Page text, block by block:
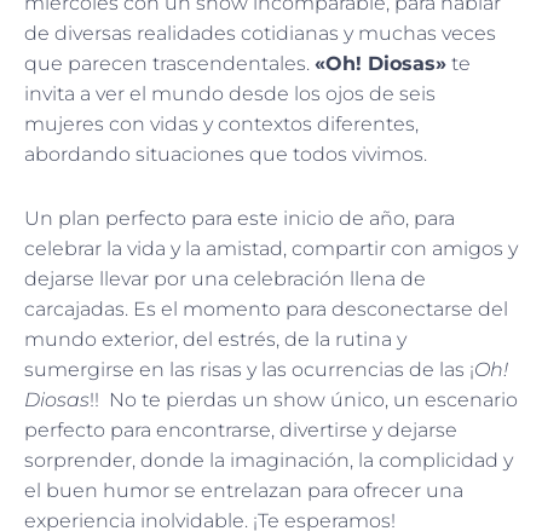
de diversas realidades cotidianas y muchas veces
que parecen trascendentales. «Oh! Diosas» te
invita a ver el mundo desde los ojos de seis
mujeres con vidas y contextos diferentes,
abordando situaciones que todos vivimos.
Un plan perfecto para este inicio de año, para
celebrar la vida y la amistad, compartir con amigos y
dejarse llevar por una celebración llena de
carcajadas. Es el momento para desconectarse del
mundo exterior, del estrés, de la rutina y
sumergirse en las risas y las ocurrencias de las ¡Oh!
Diosas!! No te pierdas un show único, un escenario
perfecto para encontrarse, divertirse y dejarse
sorprender, donde la imaginación, la complicidad y
el buen humor se entrelazan para ofrecer una
experiencia inolvidable. ¡Te esperamos!